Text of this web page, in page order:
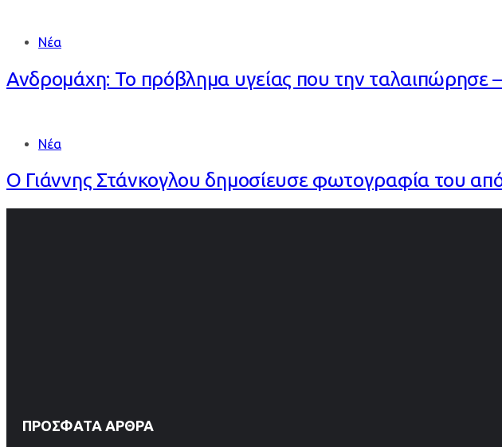
Νέα
Ανδρομάχη: Το πρόβλημα υγείας που την ταλαιπώρησε
Νέα
Ο Γιάννης Στάνκογλου δημοσίευσε φωτογραφία του
ΠΡΌΣΦΑΤΑ ΆΡΘΡΑ